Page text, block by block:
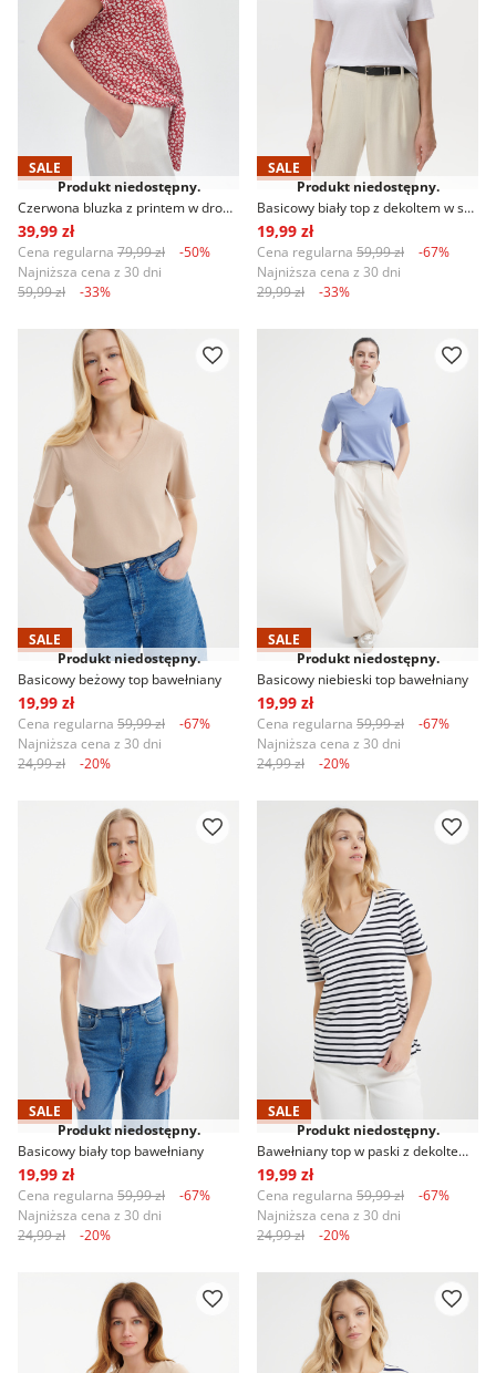
SALE
Produkt niedostępny.
39,99 zł
Cena regularna 79,99 zł
-50%
Najniższa cena z 30 dni
59,99 zł
-33%
SALE
Produkt niedostępny.
19,99 zł
Cena regularna 59,99 zł
-67%
Najniższa cena z 30 dni
29,99 zł
-33%
SALE
Produkt niedostępny.
Basicowy beżowy top bawełniany
19,99 zł
Cena regularna 59,99 zł
-67%
Najniższa cena z 30 dni
24,99 zł
-20%
SALE
Produkt niedostępny.
Basicowy niebieski top bawełniany
19,99 zł
Cena regularna 59,99 zł
-67%
Najniższa cena z 30 dni
24,99 zł
-20%
SALE
Produkt niedostępny.
Basicowy biały top bawełniany
19,99 zł
Cena regularna 59,99 zł
-67%
Najniższa cena z 30 dni
24,99 zł
-20%
SALE
Produkt niedostępny.
19,99 zł
Cena regularna 59,99 zł
-67%
Najniższa cena z 30 dni
24,99 zł
-20%